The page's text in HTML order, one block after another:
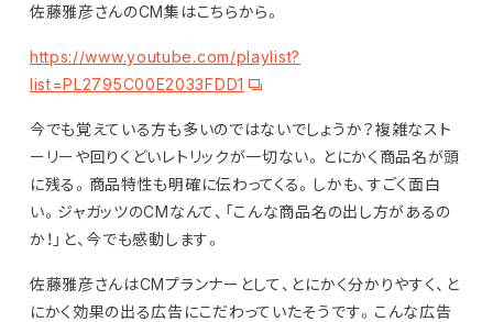
佐藤雅彦さんのCM集はこちらから。
https://www.youtube.com/playlist?
list=PL2795C00E2033FDD1
今でも覚えている方も多いのではないでしょうか？複雑なスト
ーリーや回りくどいレトリックが一切ない。とにかく商品名が頭
に残る。商品特性も明確に伝わってくる。しかも、すごく面白
い。ジャガッツのCMなんて、「こんな商品名の出し方があるの
か！」と、今でも感動します。
佐藤雅彦さんはCMプランナーとして、とにかく分かりやすく、と
にかく効果の出る広告にこだわっていたそうです。こんな広告